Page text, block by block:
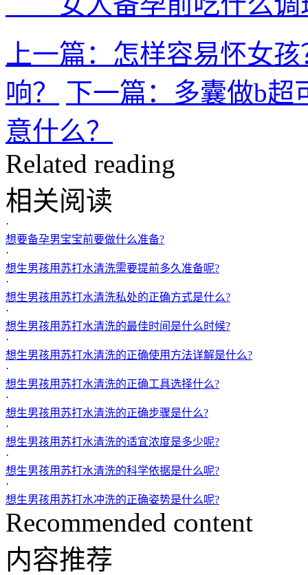
上一篇：怎样容易怀女
响？
下一篇：多囊做b超
意什么？
Related reading
相关阅读
·
想要备孕男宝宝前要做什么准备?
·
想生男孩用苏打水清洗需要提前多久准备呢?
·
想生男孩用苏打水清洗私处的正确方式是什么?
·
想生男孩用苏打水清洗的最佳时间是什么时候?
·
想生男孩用苏打水清洗的正确使用方法详解是什么?
·
想生男孩用苏打水清洗的正确工具选择什么?
·
想生男孩用苏打水清洗的正确步骤是什么?
·
想生男孩用苏打水清洗的适宜浓度是多少呢?
·
想生男孩用苏打水清洗的科学依据是什么呢?
·
想生男孩用苏打水冲洗的正确姿势是什么呢?
Recommended content
内容推荐